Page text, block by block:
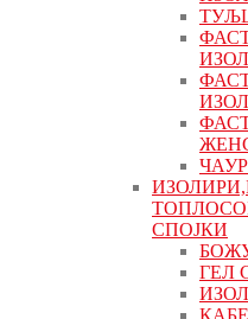
СПОЈКИ
ГЕЛ